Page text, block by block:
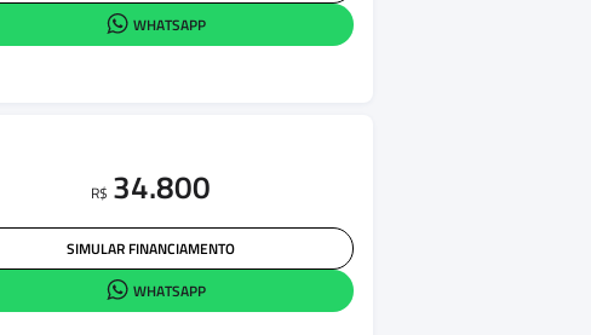
WHATSAPP
R$ 34.800
SIMULAR FINANCIAMENTO
WHATSAPP